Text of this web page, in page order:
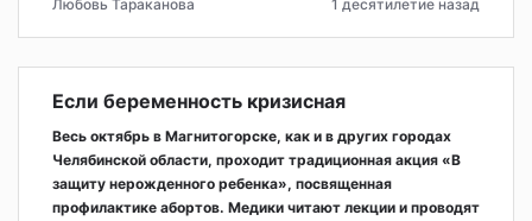
Любовь Тараканова 1 десятилетие назад
Если беременность кризисная
Весь октябрь в Магнитогорске, как и в других городах
Челябинской области, проходит традиционная акция «В
защиту нерожденного ребенка», посвященная
профилактике абортов. Медики читают лекции и проводят